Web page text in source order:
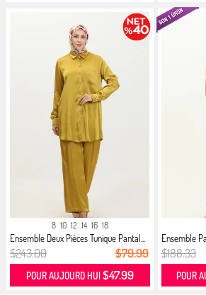
8 10 12 14 16 18
Ensemble Deux Pièces Tunique Pantal...
$243.00 $79.99
POUR AUJOURD HUI $47.99
Ensemble
...
$188.33
POUR